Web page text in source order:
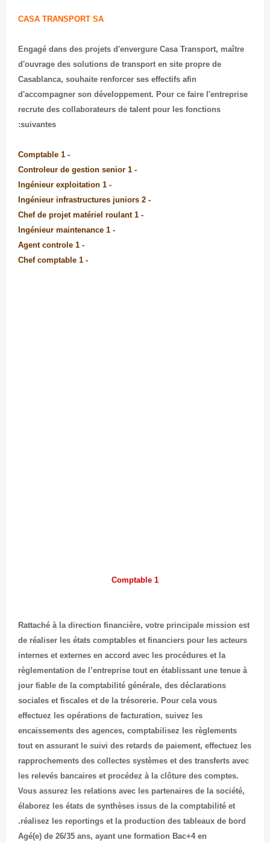
CASA TRANSPORT SA
Engagé dans des projets d'envergure Casa Transport, maître
d'ouvrage des solutions de transport en site propre de
Casablanca, souhaite renforcer ses effectifs afin
d'accompagner son développement. Pour ce faire l'entreprise
recrute des collaborateurs de talent pour les fonctions
suivantes:
- 1 Comptable
- 1 Controleur de gestion senior
- 1 Ingénieur exploitation
- 2 Ingénieur infrastructures juniors
- 1 Chef de projet matériel roulant
- 1 Ingénieur maintenance
- 1 Agent controle
- 1 Chef comptable
1 Comptable
Rattaché à la direction financière, votre principale mission est
de réaliser les états comptables et financiers pour les acteurs
internes et externes en accord avec les procédures et la
règlementation de l’entreprise tout en établissant une tenue à
jour fiable de la comptabilité générale, des déclarations
sociales et fiscales et de la trésorerie. Pour cela vous
effectuez les opérations de facturation, suivez les
encaissements des agences, comptabilisez les règlements
tout en assurant le suivi des retards de paiement, effectuez les
rapprochements des collectes systèmes et des transferts avec
les relevés bancaires et procédez à la clôture des comptes.
Vous assurez les relations avec les partenaires de la société,
élaborez les états de synthèses issus de la comptabilité et
réalisez les reportings et la production des tableaux de bord.
Agé(e) de 26/35 ans, ayant une formation Bac+4 en